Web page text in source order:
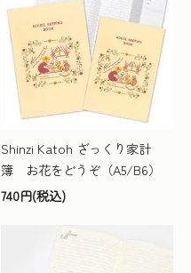
Shinzi Katoh ざっくり家計
簿 お花をどうぞ（A5/B6）
740円(税込)